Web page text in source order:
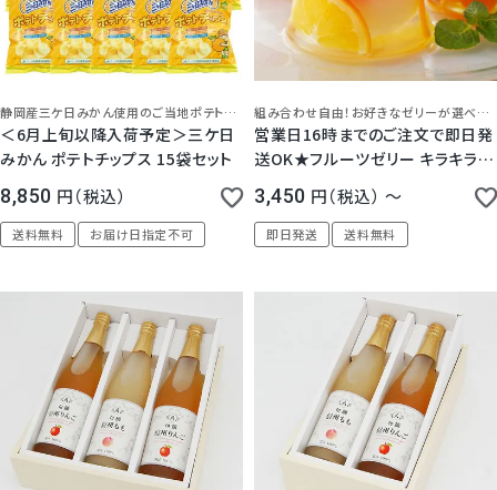
静岡産三ケ日みかん使用のご当地ポテトチップス！
＜6月上旬以降入荷予定＞三ケ日
みかん ポテトチップス 15袋セット
8,850 税込
送料無料 お届け日指定不可
組み合わせ自由！お好きなゼリーが選べます
営業日16時までのご注文で即日発
送OK★フルーツゼリー キラキラ輝
く たかはたファーム ミックス ゼリ
ー 3個 / 6個 / 9個 / 12個 セット
3,450 税込 〜
即日発送 送料無料